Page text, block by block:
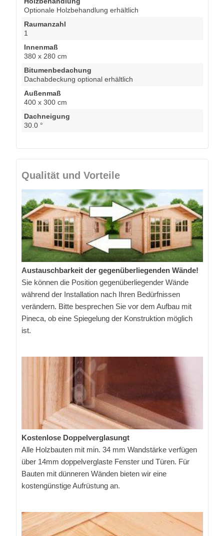
Optionale Holzbehandlung erhältlich
Raumanzahl
1
Innenmaß
380 x 280 cm
Bitumenbedachung
Dachabdeckung optional erhältlich
Außenmaß
400 x 300 cm
Dachneigung
30.0 °
Qualität und Vorteile
Austauschbarkeit der gegenüberliegenden Wände!
Sie können die Position gegenüberliegender Wände
während der Installation nach Ihren Bedürfnissen
verändern. Bitte besprechen Sie vor dem Aufbau mit
Pineca, ob eine Spiegelung der Konstruktion möglich
ist.
Kostenlose Doppelverglasungt
Alle Holzbauten mit min. 34 mm Wandstärke verfügen
über 14mm doppelverglaste Fenster und Türen. Für
Bauten mit dünneren Wänden bieten wir eine
kostengünstige Aufrüstung an.